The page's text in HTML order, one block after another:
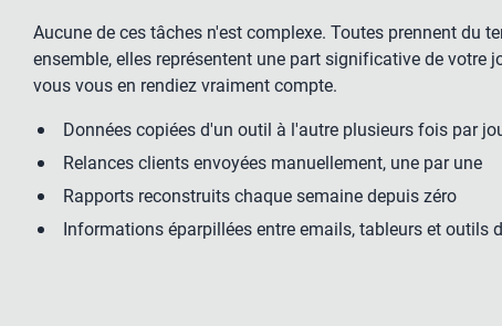
Aucune de ces tâches n'est complexe. Toutes prennent du
ensemble, elles représentent une part significative de votre
vous vous en rendiez vraiment compte.
Données copiées d'un outil à l'autre plusieurs fois par
Relances clients envoyées manuellement, une par une
Rapports reconstruits chaque semaine depuis zéro
Informations éparpillées entre emails, tableurs et outils